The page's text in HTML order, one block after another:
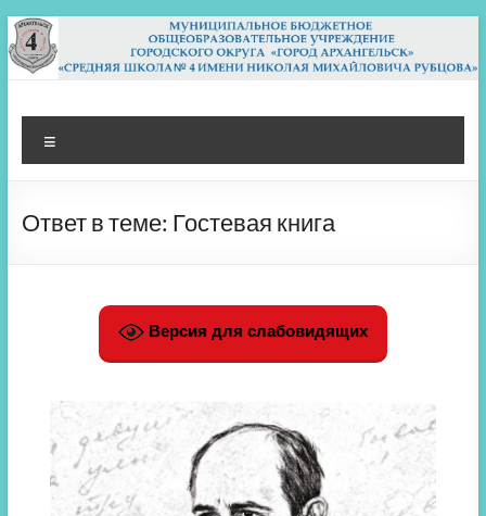
Перейти
к
содержимому
МБОУ СШ 4
Архангельск
Ответ в теме: Гостевая книга
Версия для слабовидящих